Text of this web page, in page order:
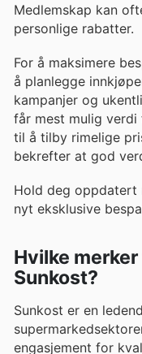
Medlemskap kan
personlige rabatter.
For å maksimere
å planlegge
kampanjer og
får mest mulig verdi
til å tilby rimelige
bekrefter at god
Hold deg oppdatert
nyt eksklusive
Hvilke
Sunkost?
Sunkost er en
engasjement for